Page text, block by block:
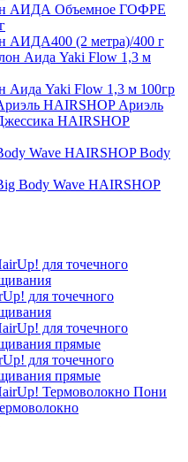
АИДА Объемное ГОФРЕ
АИДА400 (2 метра)/400 г
Аида Yaki Flow 1,3 м 100гр
HAIRSHOP Ариэль
HAIRSHOP
HAIRSHOP Body
HAIRSHOP
для точечного
для точечного
прямые
Пони